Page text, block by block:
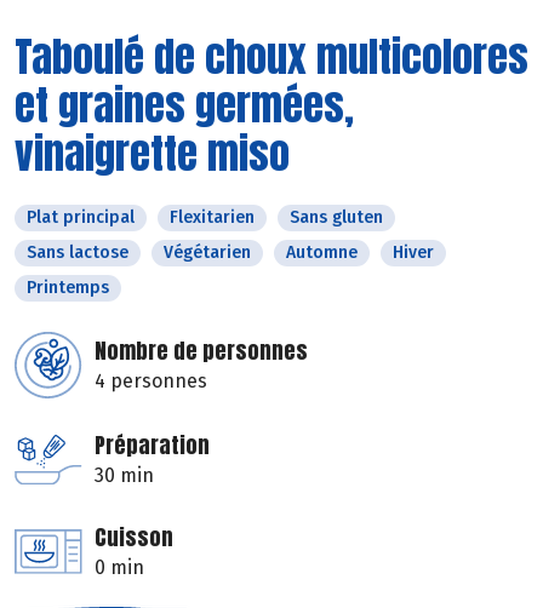
Taboulé de choux multicolores
et graines germées,
vinaigrette miso
Plat principal Flexitarien
Sans gluten
Sans lactose
Végétarien Automne
Hiver
Printemps
Nombre de personnes
4 personnes
Préparation
30 min
Cuisson
0 min